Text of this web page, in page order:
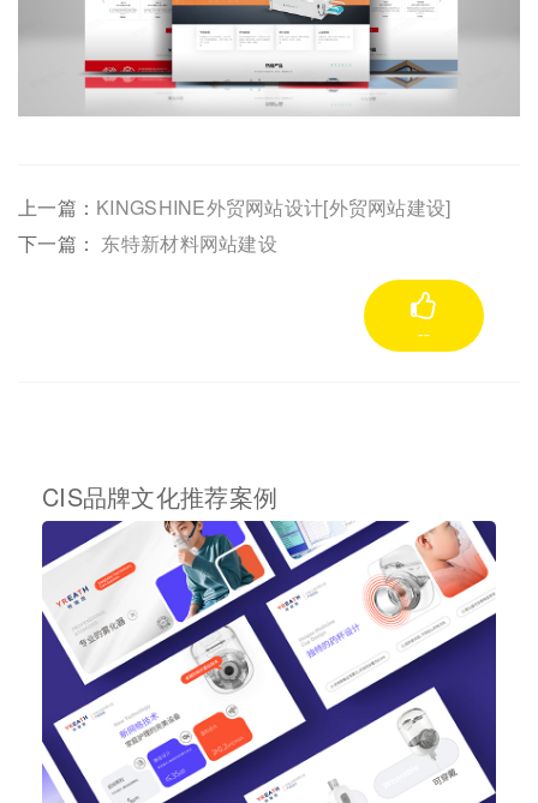
上一篇： KINGSHINE外贸网站设计[外贸网站建设]
下一篇： 东特新材料网站建设
--
CIS品牌文化推荐案例